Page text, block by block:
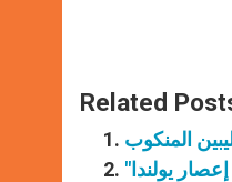
Related
المنكوب
يولندا